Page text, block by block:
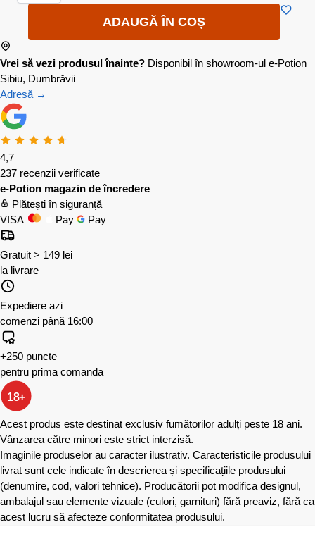
ADAUGĂ ÎN COȘ
Vrei să vezi produsul înainte? Disponibil în showroom-ul e-Potion
Sibiu, Dumbrăvii
Adresă →
4,7
237 recenzii verificate
e-Potion magazin de încredere
Plătești în siguranță
VISA
Pay Pay
Gratuit > 149 lei
la livrare
Expediere azi
comenzi până 16:00
+250 puncte
pentru prima comanda
18+
Acest produs este destinat exclusiv fumătorilor adulți peste 18 ani.
Vânzarea către minori este strict interzisă.
Imaginile produselor au caracter ilustrativ. Caracteristicile produsului
livrat sunt cele indicate în descrierea și specificațiile produsului
(denumire, cod, valori tehnice). Producătorii pot modifica designul,
ambalajul sau elemente vizuale (culori, garnituri) fără preaviz, fără ca
acest lucru să afecteze conformitatea produsului.